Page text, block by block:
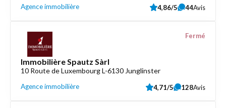
Agence immobilière 4,86/5 44Avis
Immobilière Spautz Sàrl
10 Route de Luxembourg L-6130 Junglinster
Agence immobilière
Fermé
4,71/5 128Avis